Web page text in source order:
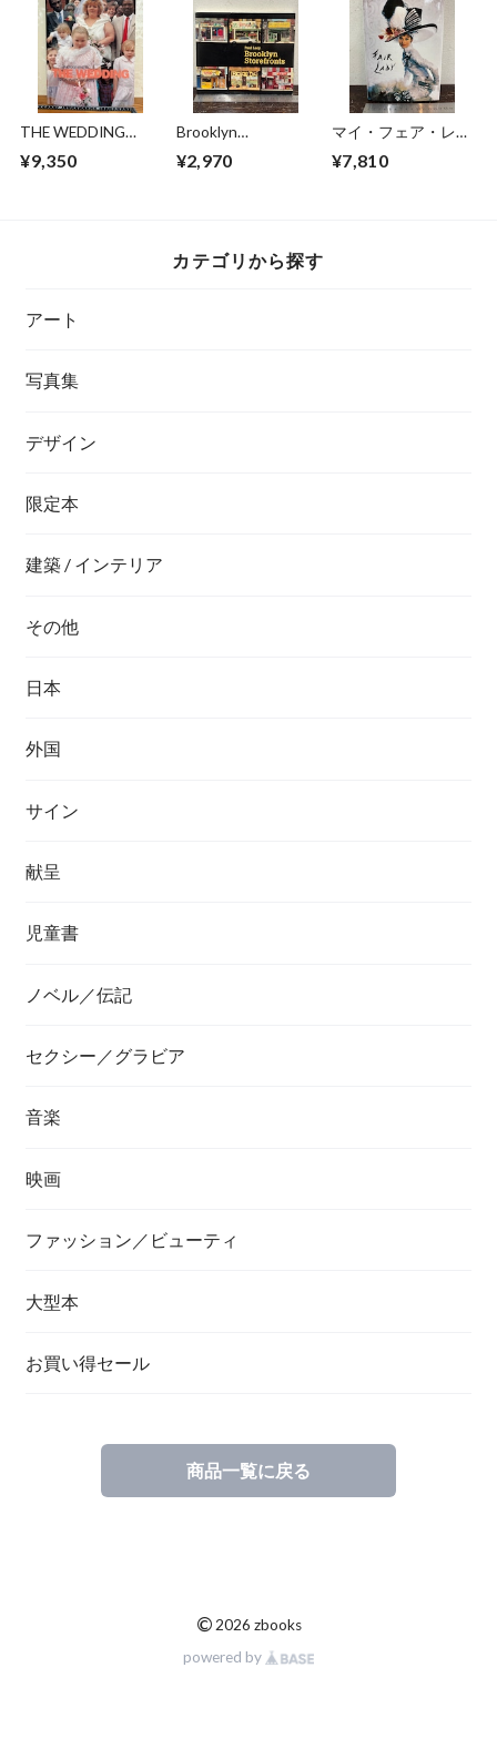
THE WEDDING
NICK
¥9,350
Brooklyn
Lacy
¥2,970
マイ・フェア・レデ
Fair Lady
¥7,810
カテゴリから探す
アート
写真集
デザイン
限定本
建築 / インテリア
その他
日本
外国
サイン
献呈
児童書
ノベル／伝記
セクシー／グラビア
音楽
映画
ファッション／ビューティ
大型本
お買い得セール
商品一覧に戻る
© 2026 zbooks
powered by